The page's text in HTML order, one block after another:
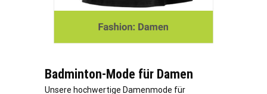
Badminton-Mode für Damen
Unsere hochwertige Damenmode für